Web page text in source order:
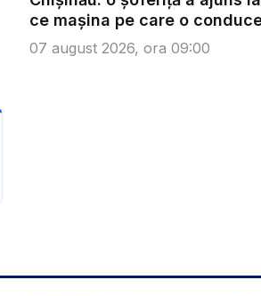
ce mașina pe care o
răsturn...
07 august 2026, ora 09:00